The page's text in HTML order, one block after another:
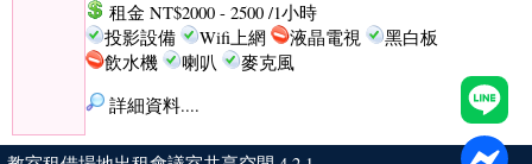
租金 NT$2000 - 2500 /1小時
投影設備
Wifi上網 液晶電視
黑白板
飲水機
喇叭
麥克風
詳細資料....